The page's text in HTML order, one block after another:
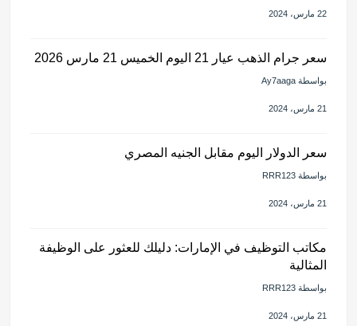
22 مارس، 2024
سعر جرام الذهب عيار 21 اليوم الخميس 21 مارس 2026
بواسطة Ay7aaga
21 مارس، 2024
سعر الدولار اليوم مقابل الجنيه المصري
بواسطة RRR123
21 مارس، 2024
مكاتب التوظيف في الإمارات: دليلك للعثور على الوظيفة
المثالية
بواسطة RRR123
21 مارس، 2024